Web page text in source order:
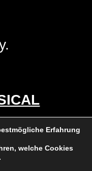
for
Erfahrung
welche Cookies